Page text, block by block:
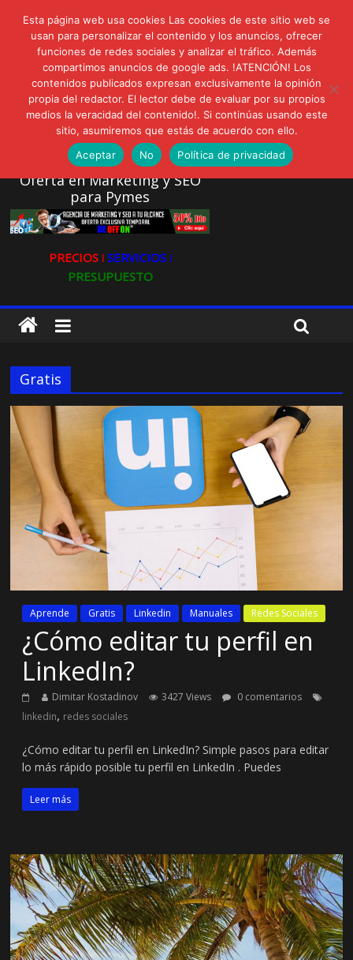
lunes, agosto 3, 2026
Novedades:
AVISPEX PLUS FORTE Bioeffitech y Protección natural sin
dañar el entorno
LIVAM estrena Agua de Sal
Ultravioleta Radio, Cómo una radio sin fines comerciales
conquistó a miles de oyentes
IA: Su importancia en las redes sociales
Gravatar: Tu Huella Digital en las Redes Sociales
Oferta en Marketing y SEO
para Pymes
PRECIOS ǀ SERVICIOS ǀ
PRESUPUESTO
Gratis
Aprende Gratis Linkedin Manuales Redes Sociales
¿Cómo editar tu perfil en
LinkedIn?
Dimitar Kostadinov 3427 Views
0 comentarios
linkedin, redes sociales
¿Cómo editar tu perfil en LinkedIn? Simple pasos para editar
lo más rápido posible tu perfil en LinkedIn . Puedes
Leer más
Esta página web usa cookies Las cookies de este sitio web se
usan para personalizar el contenido y los anuncios, ofrecer
funciones de redes sociales y analizar el tráfico. Además
compartimos anuncios de google ads. !ATENCIÓN! Los
contenidos publicados expresan exclusivamente la opinión
propia del redactor. El lector debe de evaluar por su propios
medios la veracidad del contenido!. Si continúas usando este
sitio, asumiremos que estás de acuerdo con ello.
Aceptar
No Política de privacidad